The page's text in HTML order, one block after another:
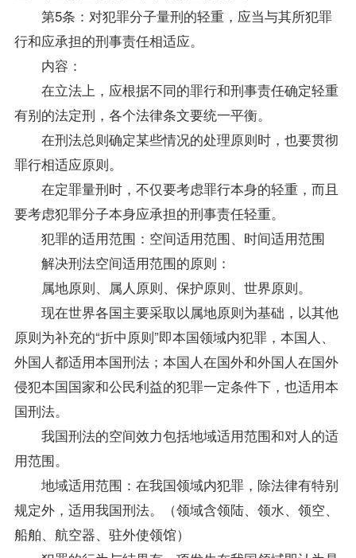
第5条：对犯罪分子量刑的轻重，应当与其所犯罪
行和应承担的刑事责任相适应。
内容：
在立法上，应根据不同的罪行和刑事责任确定轻重
有别的法定刑，各个法律条文要统一平衡。
在刑法总则确定某些情况的处理原则时，也要贯彻
罪行相适应原则。
在定罪量刑时，不仅要考虑罪行本身的轻重，而且
要考虑犯罪分子本身应承担的刑事责任轻重。
犯罪的适用范围：空间适用范围、时间适用范围
解决刑法空间适用范围的原则：
属地原则、属人原则、保护原则、世界原则。
现在世界各国主要采取以属地原则为基础，以其他
原则为补充的“折中原则”即本国领域内犯罪，本国人、
外国人都适用本国刑法；本国人在国外和外国人在国外
侵犯本国国家和公民利益的犯罪一定条件下，也适用本
国刑法。
我国刑法的空间效力包括地域适用范围和对人的适
用范围。
地域适用范围：在我国领域内犯罪，除法律有特别
规定外，适用我国刑法。（领域含领陆、领水、领空、
船舶、航空器、驻外使领馆）